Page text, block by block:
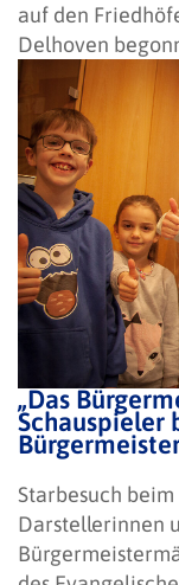
auf den
Delhoven
„Das
Schauspieler
Starbesuch
Darstellerinnen